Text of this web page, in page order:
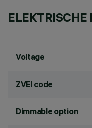
ELEKTRISCHE
Voltage
ZVEI code
Dimmable option